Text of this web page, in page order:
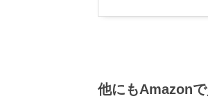
他にもAmazon